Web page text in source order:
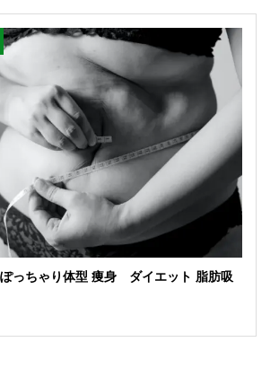
っちゃり体型 痩身 ダイエット 脂肪吸